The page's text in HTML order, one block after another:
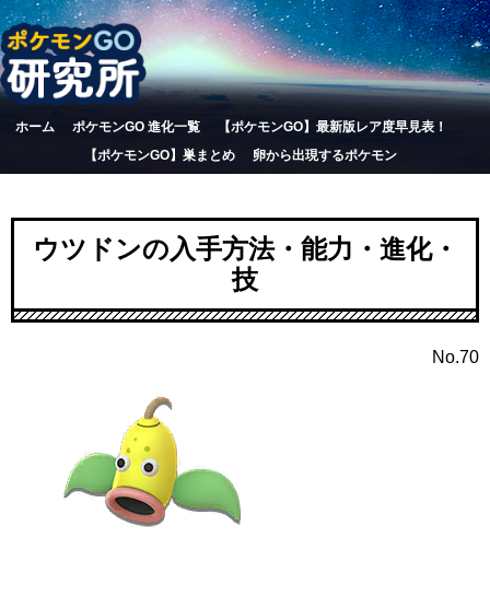
ホーム ポケモンGO 進化一覧
【ポケモンGO】最新版レア度早見表！
【ポケモンGO】巣まとめ
卵から出現するポケモン
ウツドンの入手方法・能力・進化・
技
No.70